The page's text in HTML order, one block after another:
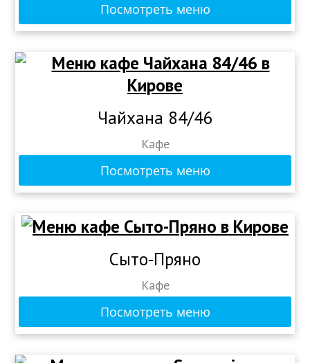
Посмотреть меню
Чайхана 84/46
Кафе
Посмотреть меню
Сыто-Пряно
Кафе
Посмотреть меню